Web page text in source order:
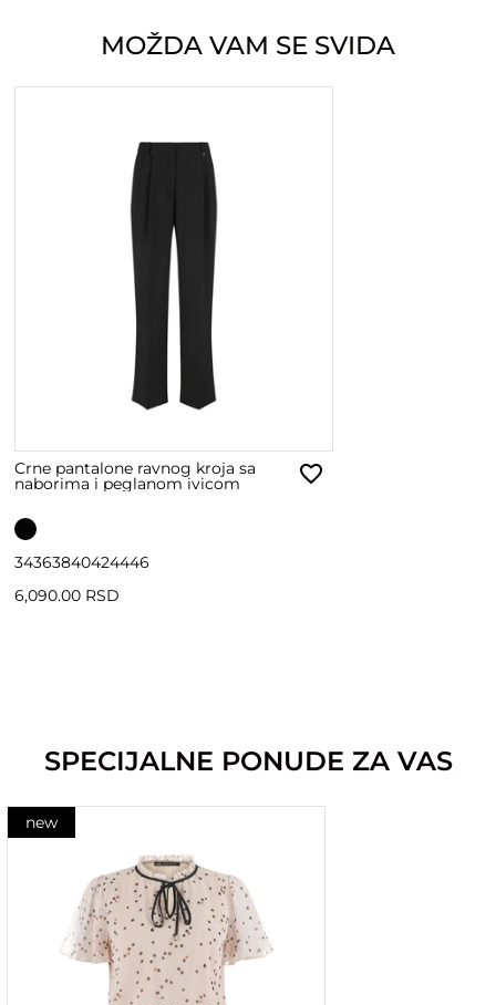
MOŽDA VAM SE SVIDA
Crne pantalone ravnog kroja sa
naborima i peglanom ivicom
34363840424446
6,090.00 RSD
SPECIJALNE PONUDE ZA VAS
new